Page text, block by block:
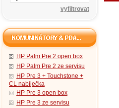
HP Palm Pre 2 open box
HP Palm Pre 2 ze servisu
HP Pre 3 + Touchstone +
CL nabíječka
HP Pre 3 open box
HP Pre 3 ze servisu